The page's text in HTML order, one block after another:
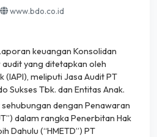
www.bdo.co.id
keuangan Konsolidan
yang ditetapkan oleh
(IAPI), meliputi Jasa Audit PT
Sukses Tbk. dan Entitas Anak.
dengan Penawaran
dalam rangka Penerbitan Hak
Dahulu (“HMETD”) PT